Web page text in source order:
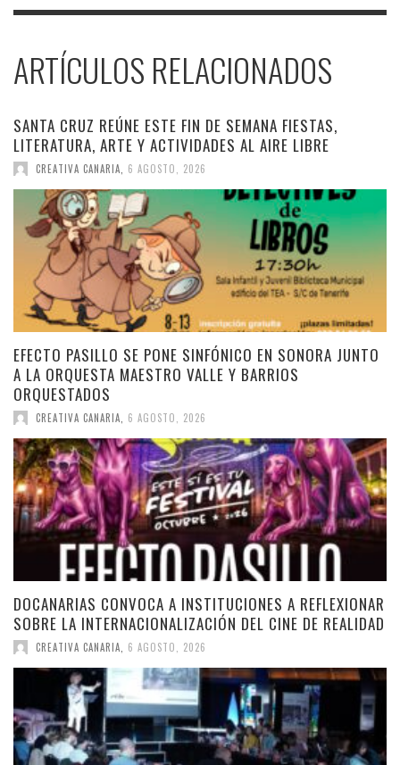
ARTÍCULOS RELACIONADOS
SANTA CRUZ REÚNE ESTE FIN DE SEMANA FIESTAS,
LITERATURA, ARTE Y ACTIVIDADES AL AIRE LIBRE
CREATIVA CANARIA, 6 AGOSTO, 2026
EFECTO PASILLO SE PONE SINFÓNICO EN SONORA JUNTO
A LA ORQUESTA MAESTRO VALLE Y BARRIOS
ORQUESTADOS
CREATIVA CANARIA 6 AGOSTO, 2026
DOCANARIAS CONVOCA A INSTITUCIONES A REFLEXIONAR
SOBRE LA INTERNACIONALIZACIÓN DEL CINE DE REALIDAD
CREATIVA CANARIA 6 AGOSTO, 2026